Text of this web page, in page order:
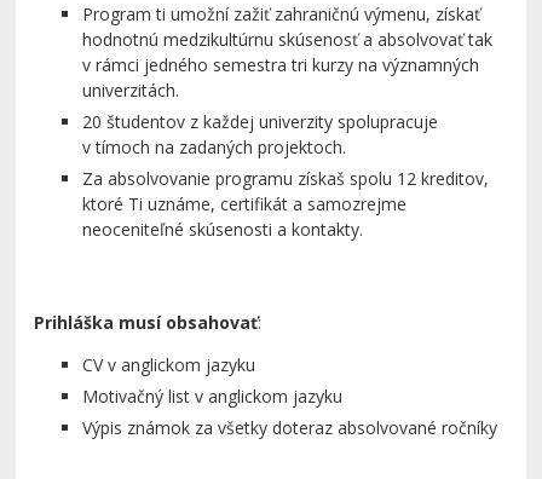
Program ti umožní zažiť zahraničnú výmenu, získať
hodnotnú medzikultúrnu skúsenosť a absolvovať tak
v rámci jedného semestra tri kurzy na významných
univerzitách.
20 študentov z každej univerzity spolupracuje
v tímoch na zadaných projektoch.
Za absolvovanie programu získaš spolu 12 kreditov,
ktoré Ti uznáme, certifikát a samozrejme
neoceniteľné skúsenosti a kontakty.
Prihláška musí obsahovať:
CV v anglickom jazyku
Motivačný list v anglickom jazyku
Výpis známok za všetky doteraz absolvované ročníky